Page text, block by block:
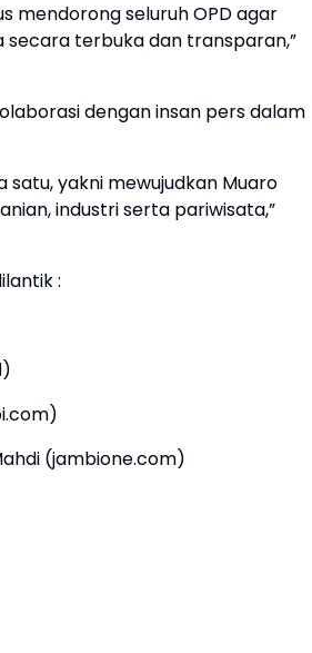
mendorong seluruh OPD agar
terbuka dan transparan,”
dengan insan pers dalam
yakni mewujudkan Muaro
industri serta pariwisata,”
:
(jambione.com)